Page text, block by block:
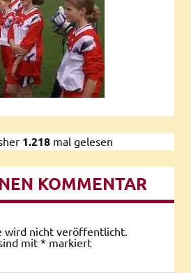
1.218 mal gelesen
KOMMENTAR
wird nicht veröffentlicht.
mit * markiert